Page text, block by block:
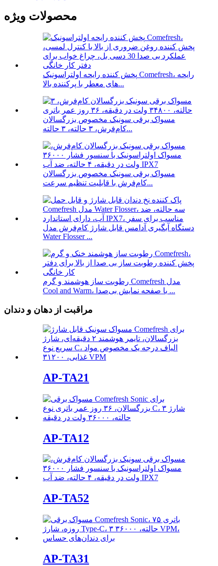
محصولات ویژه
پخش کننده رایحه اولتراسونیک Comefresh، رایحه
های معطر با پرکننده بالا...
مسواک برقی سونیک مخصوص بزرگسالان
کام‌فرش، ۳ حالته، ۳ حالته...
مسواک برقی سونیک مخصوص بزرگسالان
کام‌فرش با قابلیت تنظیم سرعت...
دستگاه آبگیری آدامس قابل شارژ کام‌فرش مدل
Water Flosser ...
رطوبت ساز هوشمند و گرم Comefresh مدل
Cool and Warm، با صفحه نمایش بی‌صدا ...
مراقبت از دهان و دندان
AP-TA21
AP-TA12
AP-TA52
AP-TA31